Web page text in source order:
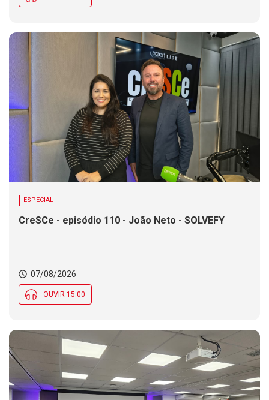
ESPECIAL
CreSCe - episódio 110 - João Neto - SOLVEFY
07/08/2026
OUVIR 15:00